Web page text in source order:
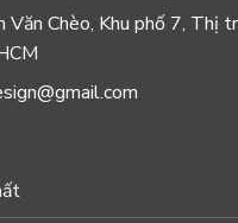
Chèo, Khu phố 7, Thị